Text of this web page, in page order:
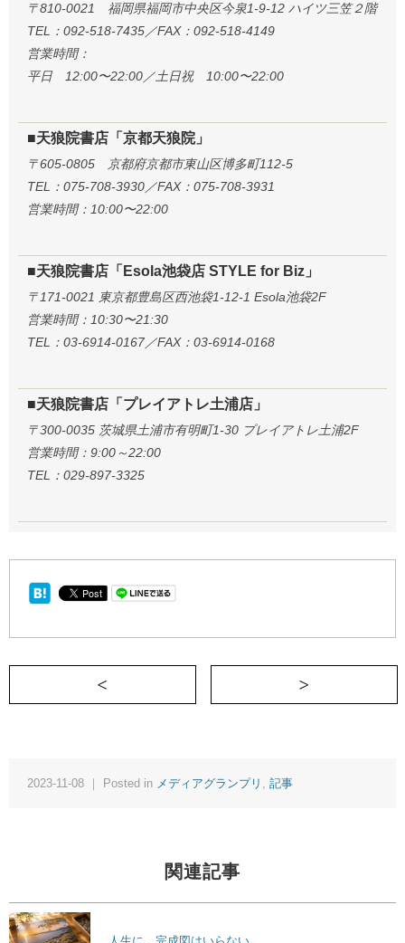
〒810-0021 福岡県福岡市中央区今泉1-9-12 ハイツ三笠２階
TEL：092-518-7435／FAX：092-518-4149
営業時間：
平日 12:00〜22:00／土日祝 10:00〜22:00
■天狼院書店「京都天狼院」
〒605-0805 京都府京都市東山区博多町112-5
TEL：075-708-3930／FAX：075-708-3931
営業時間：10:00〜22:00
■天狼院書店「Esola池袋店 STYLE for Biz」
〒171-0021 東京都豊島区西池袋1-12-1 Esola池袋2F
営業時間：10:30〜21:30
TEL：03-6914-0167／FAX：03-6914-0168
■天狼院書店「プレイアトレ土浦店」
〒300-0035 茨城県土浦市有明町1-30 プレイアトレ土浦2F
営業時間：9:00～22:00
TEL：029-897-3325
＜ 更年期太りの52歳、本気でダイエット
2023-11-08 ｜ Posted in メディアグランプリ , 記事
関連記事